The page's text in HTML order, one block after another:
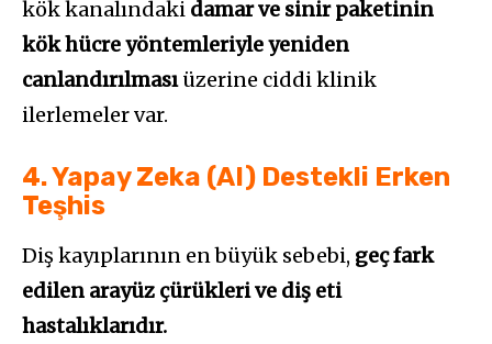
kök kanalındaki damar ve sinir paketinin
kök hücre yöntemleriyle yeniden
canlandırılmasıüzerine ciddi klinik
ilerlemeler var.
4. Yapay Zeka (AI) Destekli Erken
Teşhis
Diş kayıplarının en büyük sebebi, geç fark
edilen arayüz çürükleri ve diş eti
hastalıklarıdır.